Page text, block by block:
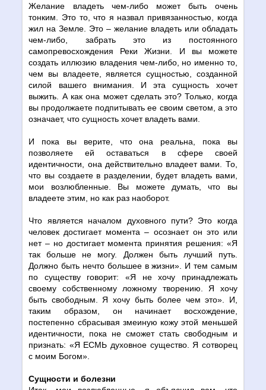
Желание владеть чем-либо может быть очень
тонким. Это то, что я назвал привязанностью, когда
жил на Земле. Это – желание владеть или обладать
чем-либо, забрать это из постоянного
самопревосхождения Реки Жизни. И вы можете
создать иллюзию владения чем-либо, но именно то,
чем вы владеете, является сущностью, созданной
силой вашего внимания. И эта сущность хочет
выжить. А как она может сделать это? Только, когда
вы продолжаете подпитывать ее своим светом, а это
означает, что сущность хочет владеть вами.
И пока вы верите, что она реальна, пока вы
позволяете ей оставаться в сфере своей
идентичности, она действительно владеет вами. То,
что вы создаете в разделении, будет владеть вами,
мои возлюбленные. Вы можете думать, что вы
владеете этим, но как раз наоборот.
Что является началом духовного пути? Это когда
человек достигает момента – осознает он это или
нет – но достигает момента принятия решения: «Я
так больше не могу. Должен быть лучший путь.
Должно быть нечто большее в жизни». И тем самым
по существу говорит: «Я не хочу принадлежать
своему собственному ложному творению. Я хочу
быть свободным. Я хочу быть более чем это». И,
таким образом, он начинает восхождение,
постепенно сбрасывая змеиную кожу этой меньшей
идентичности, пока не сможет стать свободным и
признать: «Я ЕСМЬ духовное существо. Я cотворец
с моим Богом».
Сущности и болезни